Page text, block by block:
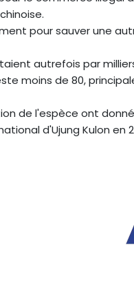
pour sauver une
autrefois par
moins de 80,
de l'espèce ont
d'Ujung Kulon en